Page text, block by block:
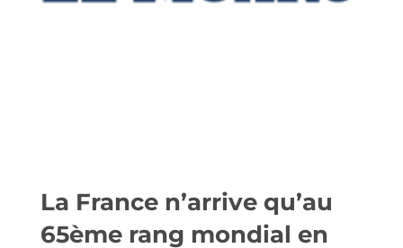
La France n’arrive qu’au
65ème rang mondial en